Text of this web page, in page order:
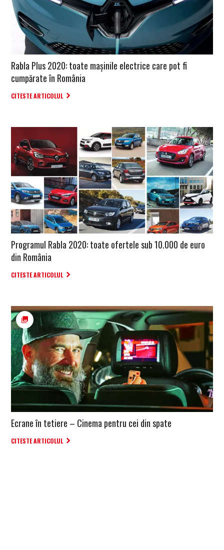
Rabla Plus 2020: toate mașinile electrice care pot fi
cumpărate în România
CITESTE ARTICOLUL
Programul Rabla 2020: toate ofertele sub 10.000 de euro
din România
CITESTE ARTICOLUL
Ecrane în tetiere – Cinema pentru cei din spate
CITESTE ARTICOLUL